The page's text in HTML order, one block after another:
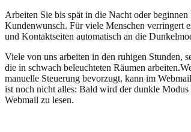
Arbeiten Sie bis spät in die Nacht oder
Kundenwunsch. Für viele Menschen verringert
und Kontaktseiten automatisch an die
Viele von uns arbeiten in den ruhigen Stunden,
die in schwach beleuchteten Räumen arbeiten.
manuelle Steuerung bevorzugt, kann im
ist noch nicht alles: Bald wird der dunkle
Webmail zu lesen.